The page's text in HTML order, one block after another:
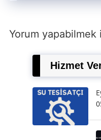
Yorum yapabilmek
Hizmet